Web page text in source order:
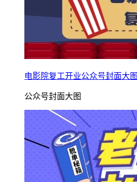
电影院复工开业公众号封面大图
公众号封面大图